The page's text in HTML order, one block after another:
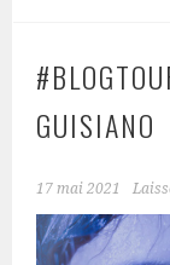
GUISIANO
17 mai 2021